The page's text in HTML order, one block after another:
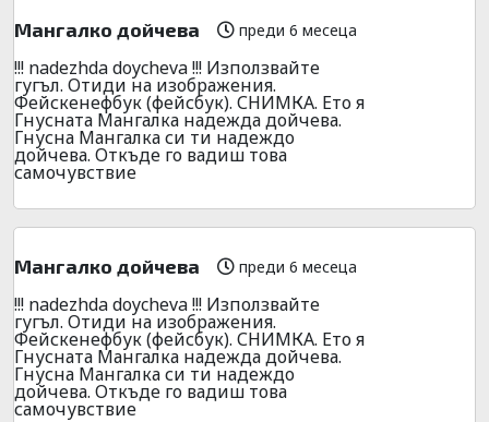
Мангалко дойчева преди 6 месеца
!!! nadezhda doycheva !!! Използвайте
гугъл. Отиди на изображения.
Фейскенефбук (фейсбук). СНИМКА. Ето я
Гнусната Мангалка надежда дойчева.
Гнусна Мангалка си ти надеждо
дойчева. Откъде го вадиш това
самочувствие
Мангалко дойчева преди 6 месеца
!!! nadezhda doycheva !!! Използвайте
гугъл. Отиди на изображения.
Фейскенефбук (фейсбук). СНИМКА. Ето я
Гнусната Мангалка надежда дойчева.
Гнусна Мангалка си ти надеждо
дойчева. Откъде го вадиш това
самочувствие